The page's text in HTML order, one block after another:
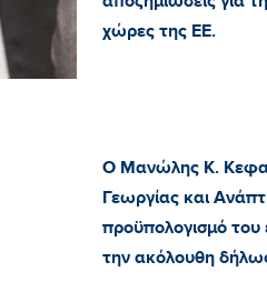
χώρες της ΕΕ.
Ο Μανώλης Κ.
Γεωργίας και
προϋπολογισμό του
την ακόλουθη